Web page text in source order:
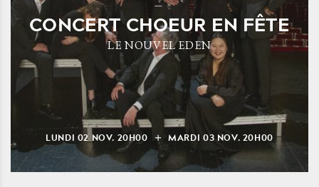
CONCERT CHOEUR EN FÊTE
LE NOUVEL EDEN
LUNDI 02NOV. 20H00 MARDI 03 NOV. 20H00